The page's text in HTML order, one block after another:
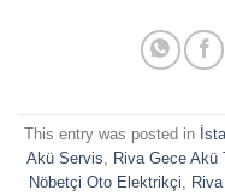
This entry was posted in
Akü Servis, Riva Gece Akü
Nöbetçi Oto Elektrikçi,